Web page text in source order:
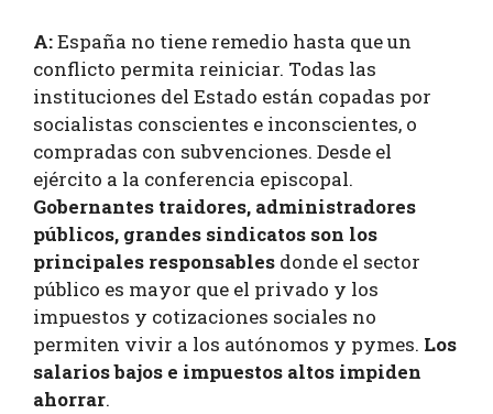
A:España no tiene remedio hasta que un
conflicto permita reiniciar. Todas las
instituciones del Estado están copadas por
socialistas conscientes e inconscientes, o
compradas con subvenciones. Desde el
ejército a la conferencia episcopal.
Gobernantes traidores, administradores
públicos, grandes sindicatos son los
principales responsables donde el sector
público es mayor que el privado y los
impuestos y cotizaciones sociales no
permiten vivir a los autónomos y pymes. Los
salarios bajos e impuestos altos impiden
ahorrar.